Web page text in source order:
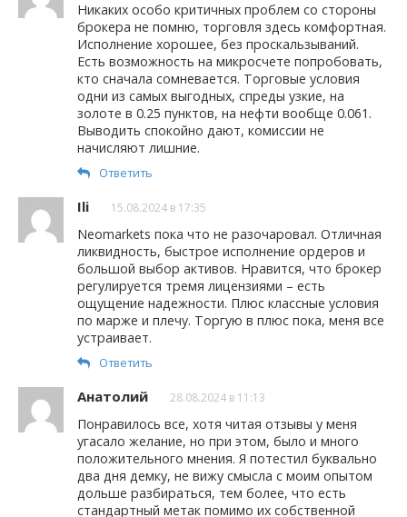
Никаких особо критичных проблем со стороны
брокера не помню, торговля здесь комфортная.
Исполнение хорошее, без проскальзываний.
Есть возможность на микросчете попробовать,
кто сначала сомневается. Торговые условия
одни из самых выгодных, спреды узкие, на
золоте в 0.25 пунктов, на нефти вообще 0.061.
Выводить спокойно дают, комиссии не
начисляют лишние.
Ответить
Ili 15.08.2024 в 17:35
Neomarkets пока что не разочаровал. Отличная
ликвидность, быстрое исполнение ордеров и
большой выбор активов. Нравится, что брокер
регулируется тремя лицензиями – есть
ощущение надежности. Плюс классные условия
по марже и плечу. Торгую в плюс пока, меня все
устраивает.
Ответить
Анатолий 28.08.2024 в 11:13
Понравилось все, хотя читая отзывы у меня
угасало желание, но при этом, было и много
положительного мнения. Я потестил буквально
два дня демку, не вижу смысла с моим опытом
дольше разбираться, тем более, что есть
стандартный метак помимо их собственной